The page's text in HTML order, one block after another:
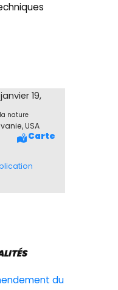
janvier 19,
nature
USA
Carte
du